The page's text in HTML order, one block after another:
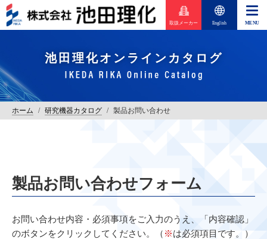
取扱メーカー English
池田理化オンラインカタログ
ホーム / 研究機器カタログ / 製品お問い合わせ
製品お問い合わせフォーム
お問い合わせ内容・必須事項をご入力のうえ、「内容確認」
のボタンをクリックしてください。（ ※は必須項目です。）